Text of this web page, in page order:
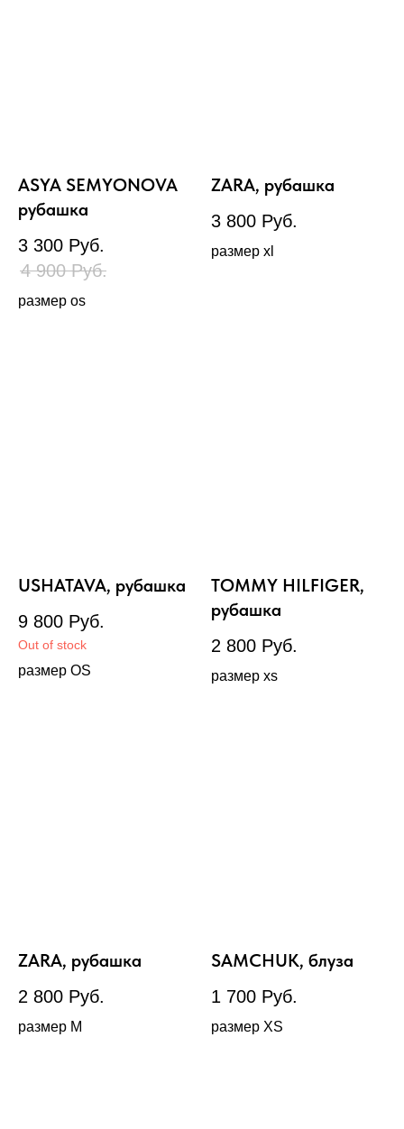
ASYA SEMYONOVA
рубашка
3 300 Руб.
4 900 Руб.
размер os
ZARA, рубашка
3 800 Руб.
размер xl
USHATAVA, рубашка
9 800 Руб.
Out of stock
размер OS
TOMMY HILFIGER,
рубашка
2 800 Руб.
размер xs
ZARA, рубашка
2 800 Руб.
размер М
SAMCHUK, блуза
1 700 Руб.
размер XS